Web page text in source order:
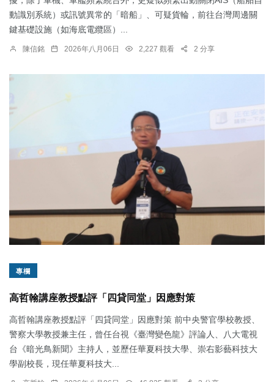
動識別系統）或訊號異常的「暗船」、可疑貨輪，前往台灣周邊關
鍵基礎設施（如海底電纜區）...
陳信銘 2026年八月06日 2,227 觀看 2 分享
專欄
高哲翰講座教授點評「四貸同堂」因應對策
高哲翰講座教授點評「四貸同堂」因應對策 前中央警官學校教授、
警察大學教授兼主任，曾任台視《臺灣變色龍》評論人、八大電視
台《暗光鳥新聞》主持人，並歷任華夏科技大學、崇右影藝科技大
學副校長，現任華夏科技大...